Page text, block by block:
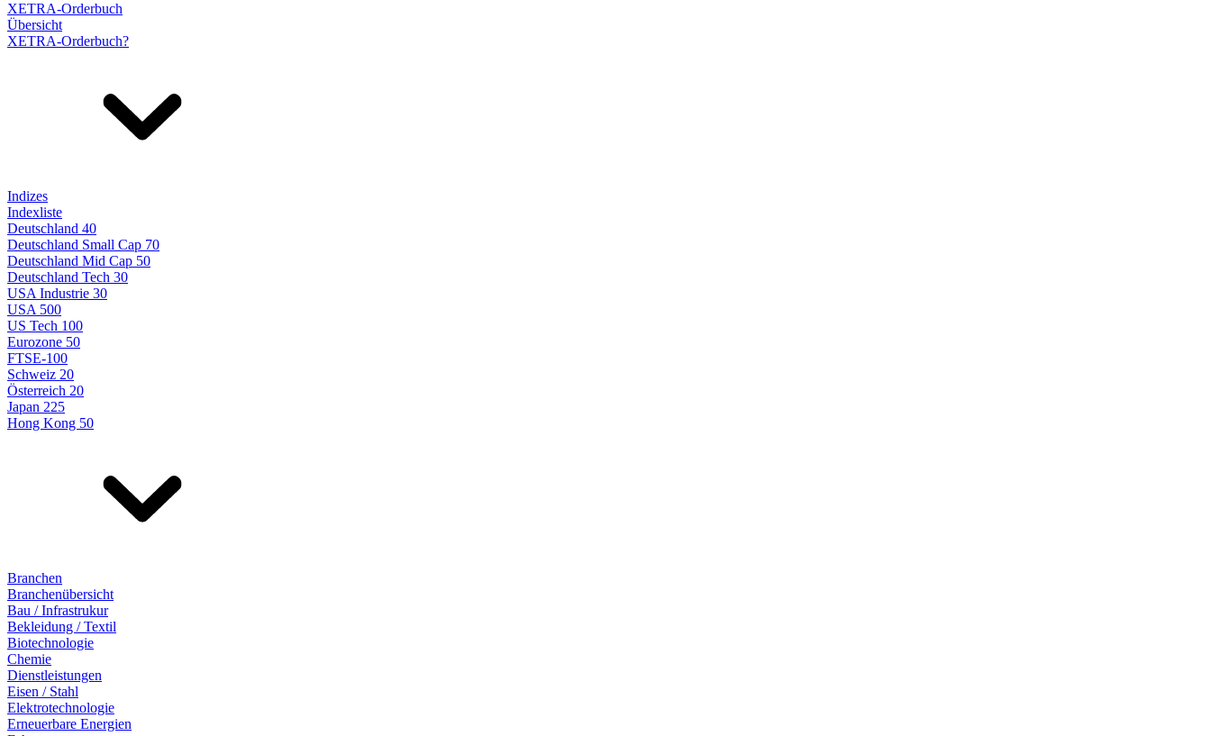
XETRA-Orderbuch
Übersicht
XETRA-Orderbuch?
Indizes
Indexliste
Deutschland 40
Deutschland Small Cap 70
Deutschland Mid Cap 50
Deutschland Tech 30
USA Industrie 30
USA 500
US Tech 100
Eurozone 50
FTSE-100
Schweiz 20
Österreich 20
Japan 225
Hong Kong 50
Branchen
Branchenübersicht
Bau / Infrastrukur
Bekleidung / Textil
Biotechnologie
Chemie
Dienstleistungen
Eisen / Stahl
Elektrotechnologie
Erneuerbare Energien